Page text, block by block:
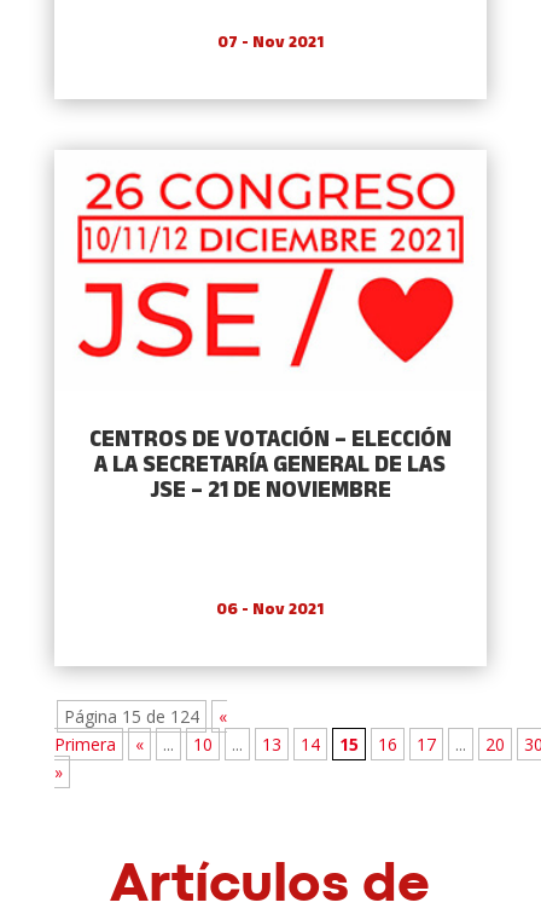
07 - Nov 2021
CENTROS DE VOTACIÓN – ELECCIÓN
A LA SECRETARÍA GENERAL DE LAS
JSE – 21 DE NOVIEMBRE
06 - Nov 2021
Página 15 de 124
«
Primera
« ... 10 ... 13 14 15 16 17 ... 20
»
Artículos de